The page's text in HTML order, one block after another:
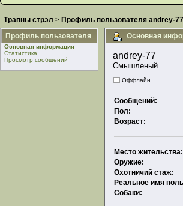
Трапны стрэл > Профиль пользователя andrey-77
Профиль пользователя
Основная информация
Статистика
Просмотр сообщений
Основная
andrey-77
Смышленый
Оффлайн
Сообщений:
Пол:
Возраст:
Место жительства:
Оружие:
Охотничий стаж:
Реальное имя
Собаки: